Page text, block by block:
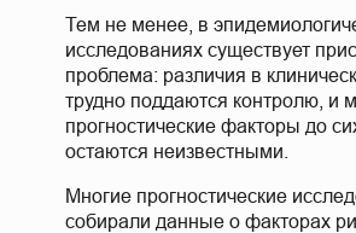
Тем не менее, в
исследованиях существует
проблема: различия в
трудно поддаются контролю, и
прогностические факторы до
остаются неизвестными.
Многие прогностические
собирали данные о факторах